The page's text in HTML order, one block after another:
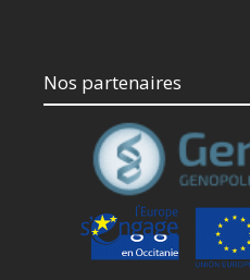
Nos partenaires